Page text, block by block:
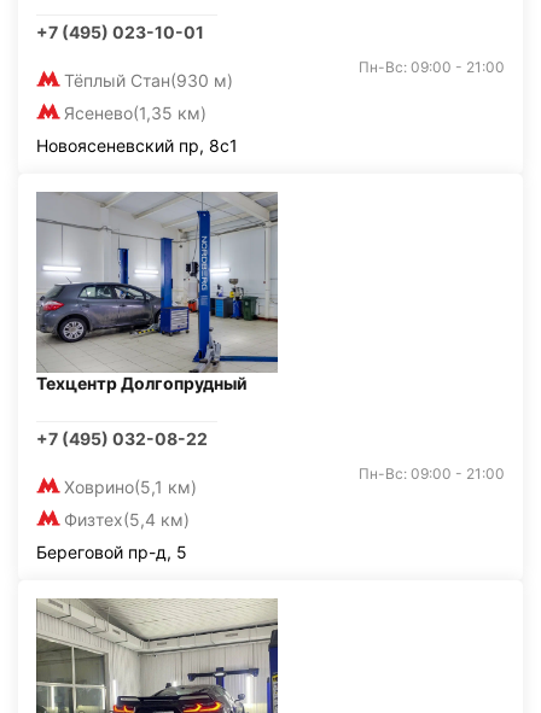
+7 (495) 023-10-01
Тёплый Стан(930 м)
Ясенево(1,35 км)
Пн-Вс: 09:00 - 21:00
Новоясеневский пр, 8с1
Техцентр Долгопрудный
+7 (495) 032-08-22
Ховрино(5,1 км)
Физтех(5,4 км)
Пн-Вс: 09:00 - 21:00
Береговой пр-д, 5